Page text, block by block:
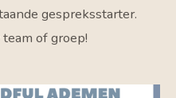
gespreksstarter.
of groep!